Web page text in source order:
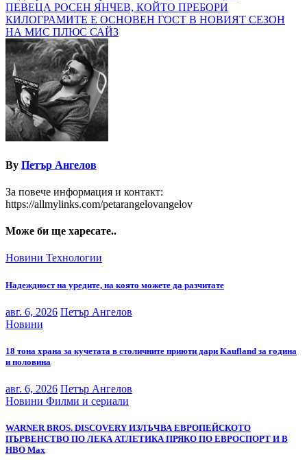
ПЕВЕЦА РОСЕН ЯНЧЕВ, КОЙТО ПРЕБОРИ
КИЛОГРАМИТЕ Е ОСНОВЕН ГОСТ В НОВИЯТ СЕЗОН
НА МИС ПЛЮС САЙЗ
By Петър Ангелов
За повече информация и контакт:
https://allmylinks.com/petarangelovangelov
Може би ще харесате..
Новини Технологии
Надеждност на уредите, на която можете да разчитате
авг. 6, 2026 Петър Ангелов
Новини
18 тона храна за кучетата в столичните приюти дари Kaufland за година
и половина
авг. 6, 2026 Петър Ангелов
Новини Филми и сериали
WARNER BROS. DISCOVERY ИЗЛЪЧВА ЕВРОПЕЙСКОТО
ПЪРВЕНСТВО ПО ЛЕКА АТЛЕТИКА ПРЯКО ПО ЕВРОСПОРТ И В
НВО Мах